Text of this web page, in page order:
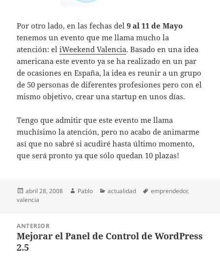
Por otro lado, en las fechas del9 al 11 de Mayo
tenemos un evento que me llama mucho la
atención: eliWeekend Valencia. Basado en una idea
americana este evento ya se ha realizado en un par
de ocasiones en España, la idea es reunir a un grupo
de 50 personas de diferentes profesiones pero con el
mismo objetivo, crear una startup en unos días.
Tengo que admitir que este evento me llama
muchísimo la atención, pero no acabo de animarme
así que no sabré si acudiré hasta último momento,
que será pronto ya que sólo quedan 10 plazas!
Publicado
el
abril 28, 2008 Autor
Pablo Categorías
actualidad Etiquetas
emprendedor,
valencia
entradas
ANTERIOR
Entrada
anterior:
Mejorar el Panel de Control de WordPress
2.5